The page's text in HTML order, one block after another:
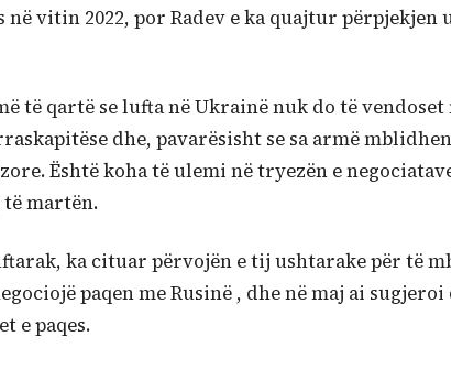
vitin 2022, por Radev e ka quajtur përpjekjen
të qartë se lufta në Ukrainë nuk do të vendoset
dhe, pavarësisht se sa armë
Është koha të ulemi në tryezën e
martën.
ka cituar përvojën e tij ushtarake për të
paqen me Rusinë , dhe në maj ai sugjeroi
e paqes.